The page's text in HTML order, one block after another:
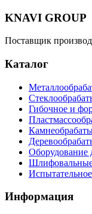
KNAVI GROUP
Поставщик
Каталог
Гибочное и
Оборудование
Шлифовальные
Информация